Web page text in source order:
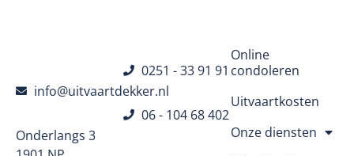
info@uitvaartdekker.nl
Onderlangs 3
0251 - 33 91 91
06 - 104 68 402
Online
condoleren
Uitvaartkosten
Onze diensten